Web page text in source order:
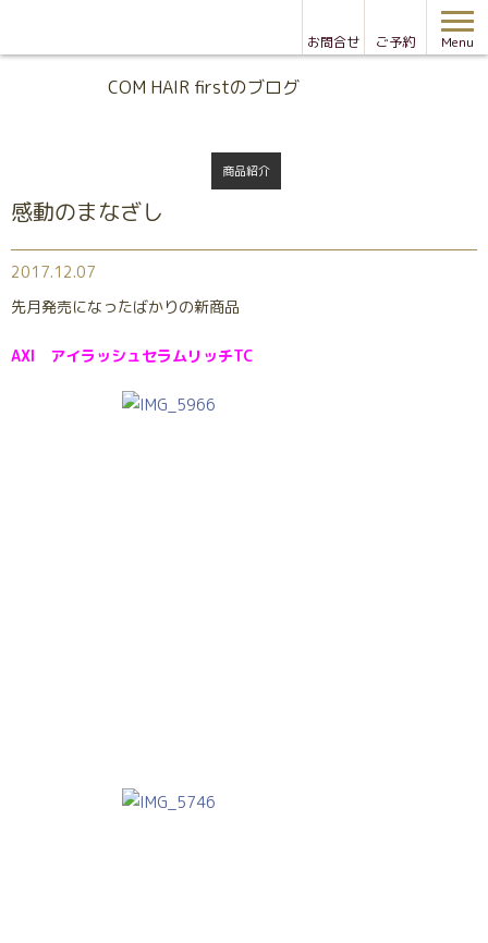
お問合せ ご予約 Menu
COM HAIR firstのブログ
商品紹介
感動のまなざし
2017.12.07
先月発売になったばかりの新商品
AXI アイラッシュセラムリッチTC